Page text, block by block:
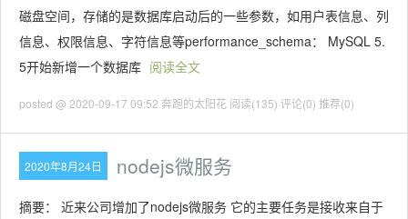
磁盘空间，存储的是数据库启动后的一些参数，如用户表信息、列
信息、权限信息、字符信息等performance_schema： MySQL 5.
5开始新增一个数据库 阅读全文
posted @ 2020-09-17 09:52 奔跑的太阳花 阅读(135) 评论(0) 推荐(0)
2020年8月24日 nodejs微服务
摘要： 近来公司增加了nodejs微服务 它的主要任务是接收来自于